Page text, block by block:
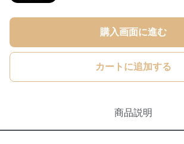
購入画面に進む
カートに追加する
商品説明